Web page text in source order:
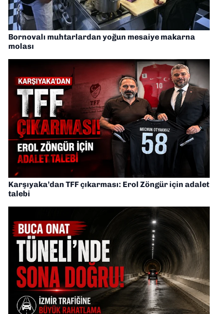
Bornovalı muhtarlardan yoğun mesaiye makarna
molası
Karşıyaka’dan TFF çıkarması: Erol Zöngür için adalet
talebi